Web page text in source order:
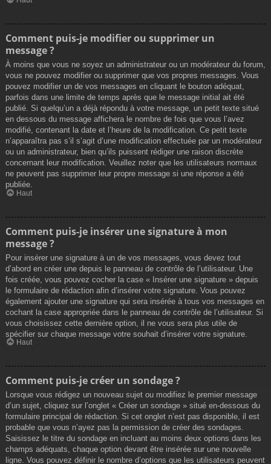
Comment puis-je modifier ou supprimer un
message ?
À moins que vous ne soyez un administrateur ou un modérateur du forum,
vous ne pouvez modifier ou supprimer que vos propres messages. Vous
pouvez modifier un de vos messages en cliquant le bouton adéquat,
parfois dans une limite de temps après que le message initial ait été
publié. Si quelqu’un a déjà répondu à votre message, un petit texte situé
en dessous du message affichera le nombre de fois que vous l’avez
modifié, contenant la date et l’heure de la modification. Ce petit texte
n’apparaîtra pas s’il s’agit d’une modification effectuée par un modérateur
ou un administrateur, bien qu’ils puissent rédiger une raison discrète
concernant leur modification. Veuillez noter que les utilisateurs normaux
ne peuvent pas supprimer leur propre message si une réponse a été
publiée.
Haut
Comment puis-je insérer une signature à mon
message ?
Pour insérer une signature à un de vos messages, vous devez tout
d’abord en créer une depuis le panneau de contrôle de l’utilisateur. Une
fois créée, vous pouvez cocher la case « Insérer une signature » depuis
le formulaire de rédaction afin d’insérer votre signature. Vous pouvez
également ajouter une signature qui sera insérée à tous vos messages en
cochant la case appropriée dans le panneau de contrôle de l’utilisateur. Si
vous choisissez cette dernière option, il ne vous sera plus utile de
spécifier sur chaque message votre souhait d’insérer votre signature.
Haut
Comment puis-je créer un sondage ?
Lorsque vous rédigez un nouveau sujet ou modifiez le premier message
d’un sujet, cliquez sur l’onglet « Créer un sondage » situé en-dessous du
formulaire principal de rédaction. Si cet onglet n’est pas disponible, il est
probable que vous n’ayez pas la permission de créer des sondages.
Saisissez le titre du sondage en incluant au moins deux options dans les
champs adéquats, chaque option devant être insérée sur une nouvelle
ligne. Vous pouvez définir le nombre d’options que les utilisateurs peuvent